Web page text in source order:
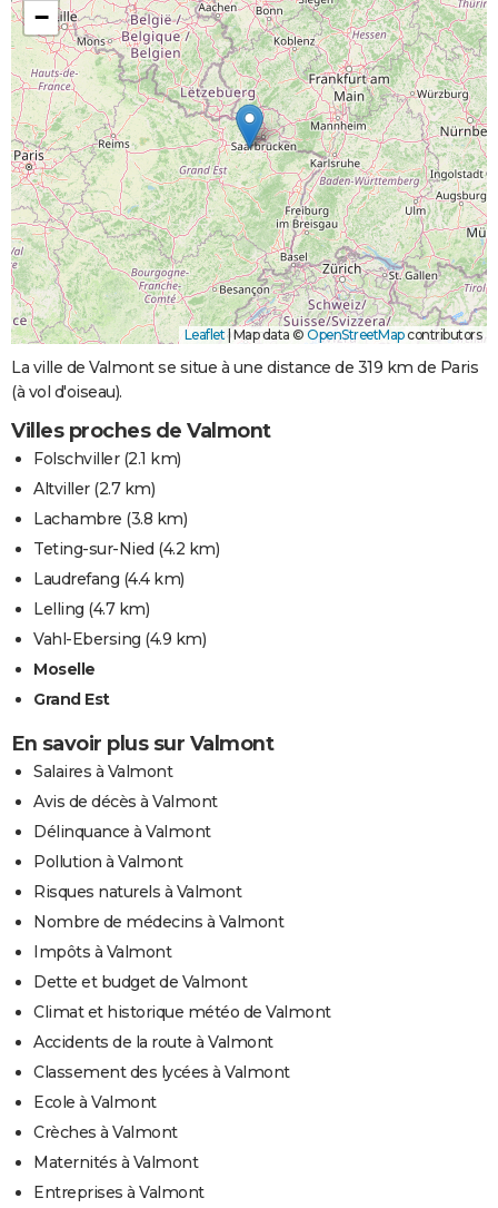
−
Leaflet|Map data © OpenStreetMapcontributors
La ville de Valmont se situe à une distance de 319 km de Paris
(à vol d'oiseau).
Villes proches de Valmont
Folschviller(2.1 km)
Altviller(2.7 km)
Lachambre (3.8 km)
Teting-sur-Nied (4.2 km)
Laudrefang (4.4 km)
Lelling (4.7 km)
Vahl-Ebersing (4.9 km)
Moselle
Grand Est
En savoir plus sur Valmont
Salaires à Valmont
Avis de décès à Valmont
Délinquance à Valmont
Pollution à Valmont
Risques naturels à Valmont
Nombre de médecins à Valmont
Impôts à Valmont
Dette et budget de Valmont
Climat et historique météo de Valmont
Accidents de la route à Valmont
Classement des lycées à Valmont
Ecole à Valmont
Crèches à Valmont
Maternités à Valmont
Entreprises à Valmont